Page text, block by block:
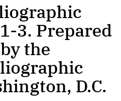
3. Prepared
the
D.C.